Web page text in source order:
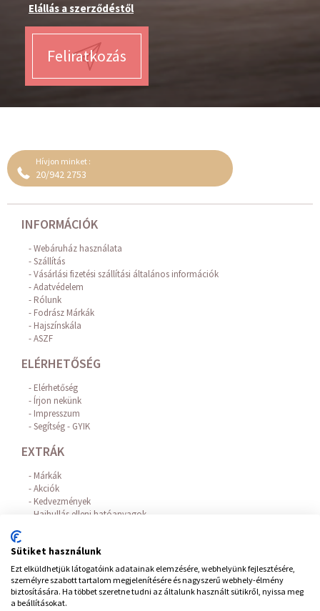
Elállás a szerződéstől
Feliratkozás
Hívjon minket :
20/942 2753
INFORMÁCIÓK
Webáruház használata
Szállítás
Vásárlási fizetési szállítási általános információk
Adatvédelem
Rólunk
Fodrász Márkák
Hajszínskála
ASZF
ELÉRHETŐSÉG
Elérhetőség
Írjon nekünk
Impresszum
Segítség - GYIK
EXTRÁK
Márkák
Akciók
Kedvezmények
Hajhullás elleni hatóanyagok
FIÓKOM
Belépés / Regisztráció
Hírlevél feliratkozás
Elállás a szerződéstől
Sütiket használunk
Ezt elküldhetjük látogatóink adatainak elemzésére, webhelyünk fejlesztésére,
személyre szabott tartalom megjelenítésére és nagyszerű webhely-élmény
biztosítására. Ha többet szeretne tudni az általunk használt sütikről, nyissa meg
a beállításokat.